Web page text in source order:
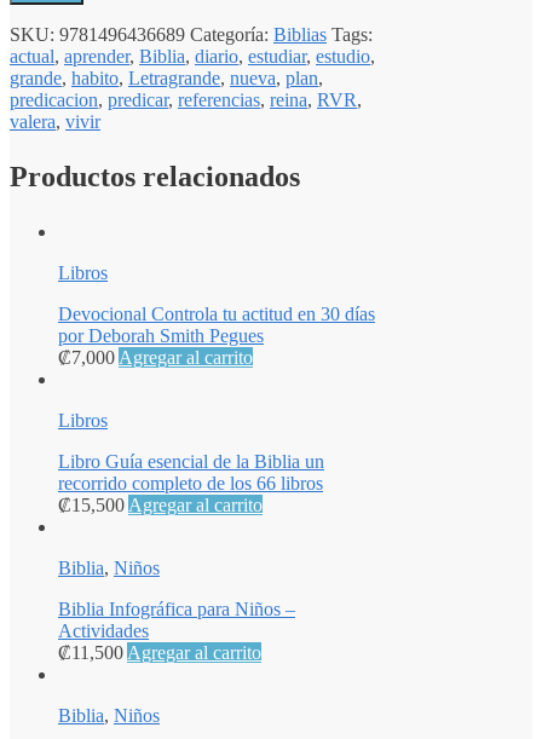
SKU: 9781496436689 Categoría: Biblias Tags:
actual, aprender, Biblia, diario, estudiar, estudio,
grande, habito, Letragrande, nueva, plan,
predicacion, predicar, referencias, reina, RVR,
valera, vivir
Productos relacionados
Libros
Devocional Controla tu actitud en 30 días
por Deborah Smith Pegues
₡7,000 Agregar al carrito
Libros
Libro Guía esencial de la Biblia un
recorrido completo de los 66 libros
₡15,500 Agregar al carrito
Biblia, Niños
Biblia Infográfica para Niños –
Actividades
₡11,500 Agregar al carrito
Biblia, Niños